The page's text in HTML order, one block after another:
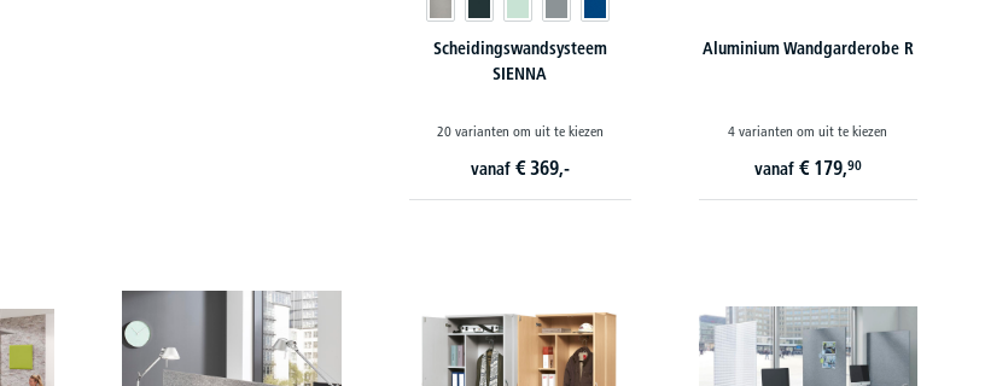
Scheidingswandsysteem
SIENNA
20 varianten om uit te kiezen
vanaf € 369,-
Aluminium Wandgarderobe R
4 varianten om uit te kiezen
vanaf € 179,90